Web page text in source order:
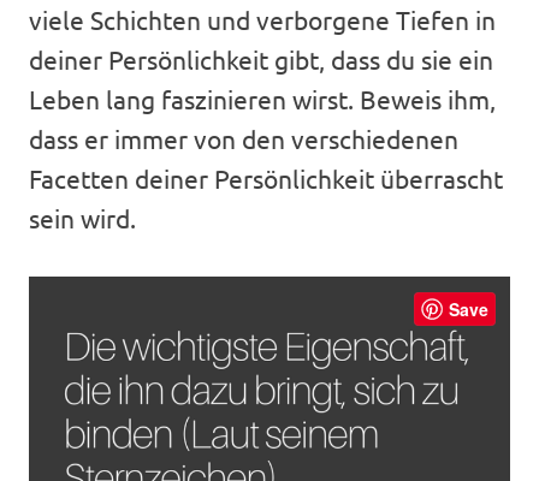
viele Schichten und verborgene Tiefen in
deiner Persönlichkeit gibt, dass du sie ein
Leben lang faszinieren wirst. Beweis ihm,
dass er immer von den verschiedenen
Facetten deiner Persönlichkeit überrascht
sein wird.
Save